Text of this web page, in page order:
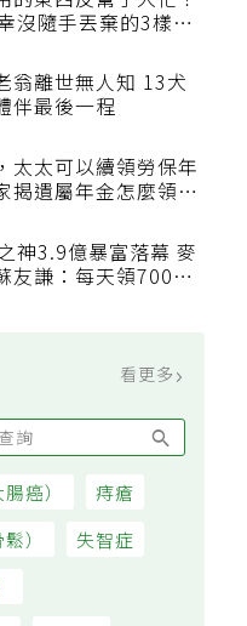
的東西反幫了大忙！
幸沒隨手丟棄的3樣物
翁離世無人知 13犬
伴最後一程
太太可以續領勞保年
神3.9億暴富落幕 麥
友謙：每天領700元